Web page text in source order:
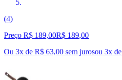
(4)
Preço R$ 189,00R$ 189,00
Ou 3x de R$ 63,00 sem jurosou 3x de